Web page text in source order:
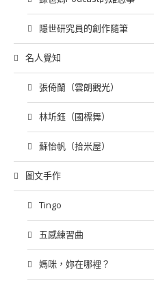
隱世研究員的創作隨筆
名人覺知
張倚蘭（雲朗觀光）
林圻鈺（國標舞）
蘇怡帆（拾米屋）
圖文手作
Tingo
五感練習曲
媽咪，妳在哪裡？